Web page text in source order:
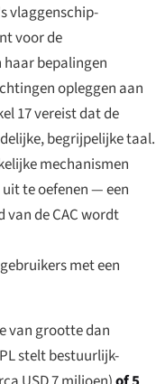
vlaggenschip-
voor de
bepalingen
opleggen aan
17 vereist dat de
begrijpelijke taal.
mechanismen
te oefenen — een
de CAC wordt
met een
van grootte dan
stelt bestuurlijk-